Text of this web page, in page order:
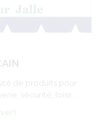
de produits pour
sécurité, loisirs,